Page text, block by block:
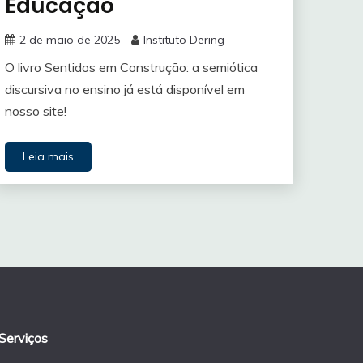
Educação
2 de maio de 2025 Instituto Dering
O livro Sentidos em Construção: a semiótica
discursiva no ensino já está disponível em
nosso site!
Leia mais